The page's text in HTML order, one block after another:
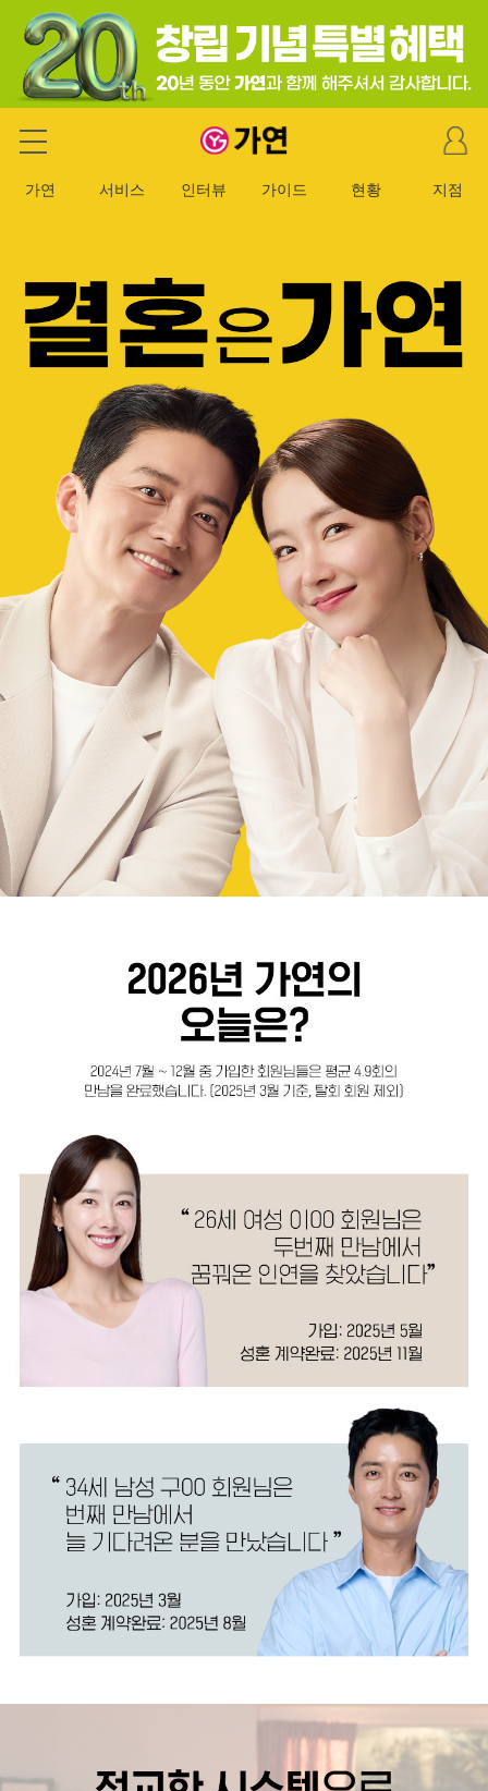
가연 결혼정보회사
마
이
이
가연 서비스 인터뷰 가이드 현황 지점